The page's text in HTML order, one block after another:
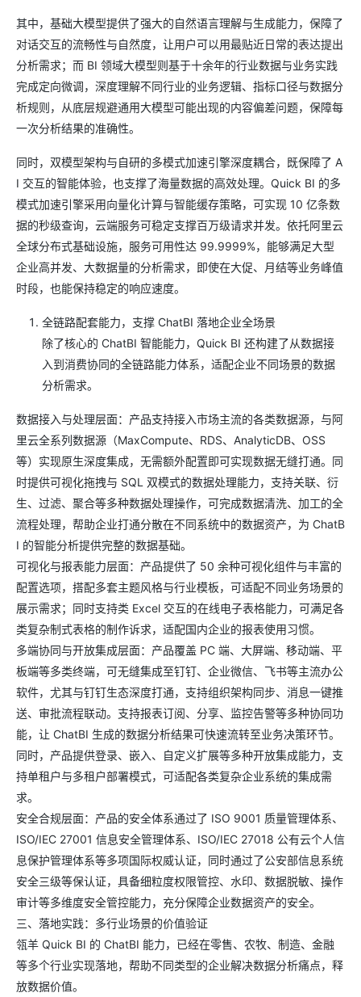
其中，基础大模型提供了强大的自然语言理解与生成能力，保障了
对话交互的流畅性与自然度，让用户可以用最贴近日常的表达提出
分析需求；而 BI 领域大模型则基于十余年的行业数据与业务实践
完成定向微调，深度理解不同行业的业务逻辑、指标口径与数据分
析规则，从底层规避通用大模型可能出现的内容偏差问题，保障每
一次分析结果的准确性。
同时，双模型架构与自研的多模式加速引擎深度耦合，既保障了 A
I 交互的智能体验，也支撑了海量数据的高效处理。Quick BI 的多
模式加速引擎采用向量化计算与智能缓存策略，可实现 10 亿条数
据的秒级查询，云端服务可稳定支撑百万级请求并发。依托阿里云
全球分布式基础设施，服务可用性达 99.9999%，能够满足大型
企业高并发、大数据量的分析需求，即使在大促、月结等业务峰值
时段，也能保持稳定的响应速度。
全链路配套能力，支撑 ChatBI 落地企业全场景
除了核心的 ChatBI 智能能力，Quick BI 还构建了从数据接
入到消费协同的全链路能力体系，适配企业不同场景的数据
分析需求。
数据接入与处理层面：产品支持接入市场主流的各类数据源，与阿
里云全系列数据源（MaxCompute、RDS、AnalyticDB、OSS
等）实现原生深度集成，无需额外配置即可实现数据无缝打通。同
时提供可视化拖拽与 SQL 双模式的数据处理能力，支持关联、衍
生、过滤、聚合等多种数据处理操作，可完成数据清洗、加工的全
流程处理，帮助企业打通分散在不同系统中的数据资产，为 ChatB
I 的智能分析提供完整的数据基础。
可视化与报表能力层面：产品提供了 50 余种可视化组件与丰富的
配置选项，搭配多套主题风格与行业模板，可适配不同业务场景的
展示需求；同时支持类 Excel 交互的在线电子表格能力，可满足各
类复杂制式表格的制作诉求，适配国内企业的报表使用习惯。
多端协同与开放集成层面：产品覆盖 PC 端、大屏端、移动端、平
板端等多类终端，可无缝集成至钉钉、企业微信、飞书等主流办公
软件，尤其与钉钉生态深度打通，支持组织架构同步、消息一键推
送、审批流程联动。支持报表订阅、分享、监控告警等多种协同功
能，让 ChatBI 生成的数据分析结果可快速流转至业务决策环节。
同时，产品提供登录、嵌入、自定义扩展等多种开放集成能力，支
持单租户与多租户部署模式，可适配各类复杂企业系统的集成需
求。
安全合规层面：产品的安全体系通过了 ISO 9001 质量管理体系、
ISO/IEC 27001 信息安全管理体系、ISO/IEC 27018 公有云个人信
息保护管理体系等多项国际权威认证，同时通过了公安部信息系统
安全三级等保认证，具备细粒度权限管控、水印、数据脱敏、操作
审计等多维度安全管控能力，充分保障企业数据资产的安全。
三、落地实践：多行业场景的价值验证
瓴羊 Quick BI 的 ChatBI 能力，已经在零售、农牧、制造、金融
等多个行业实现落地，帮助不同类型的企业解决数据分析痛点，释
放数据价值。